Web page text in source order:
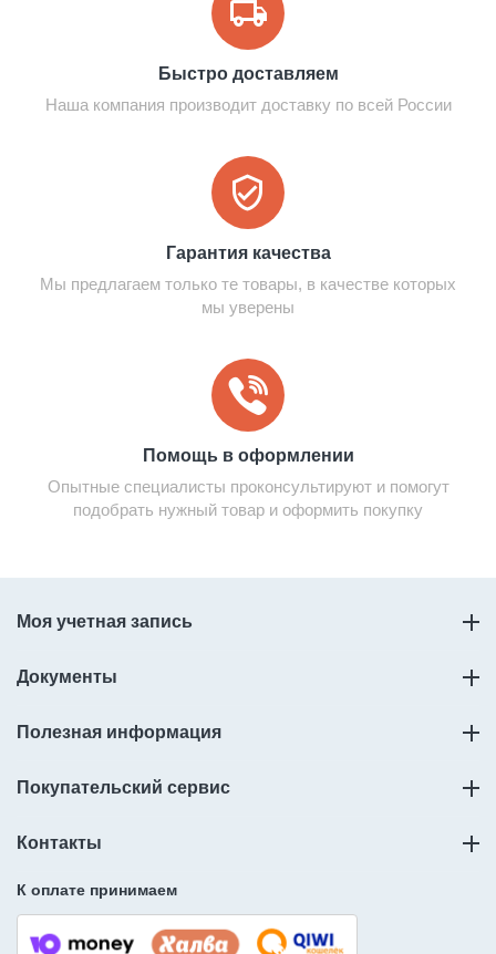
Быстро доставляем
Наша компания производит доставку по всей России
Гарантия качества
Мы предлагаем только те товары, в качестве которых
мы уверены
Помощь в оформлении
Опытные специалисты проконсультируют и помогут
подобрать нужный товар и оформить покупку
Моя учетная запись
Документы
Полезная информация
Покупательский сервис
Контакты
К оплате принимаем